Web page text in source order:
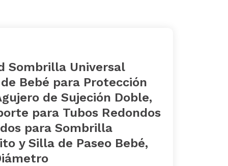
Sombrilla Universal
Bebé para Protección
de Sujeción Doble,
para Tubos Redondos
para Sombrilla
y Silla de Paseo Bebé,